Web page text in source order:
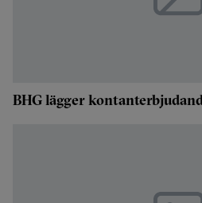
BHG lägger